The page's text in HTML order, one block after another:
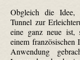
Obgleich die Idee,
Tunnel zur
eine ganz neue
einem französischen
Anwendung